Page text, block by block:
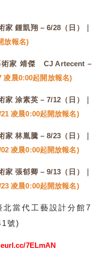
鍾凱翔 – 6/28（日）｜
放報名)
術家 靖傑 CJ Artecent –
凌晨0:00起開放報名)
涂素英 – 7/12（日）｜
凌晨0:00起開放報名)
林胤騰 – 8/23（日）｜
凌晨0:00起開放報名)
張郁卿 – 9/13（日）｜
凌晨0:00起開放報名)
當代工藝設計分館7
號)
7ELmAN